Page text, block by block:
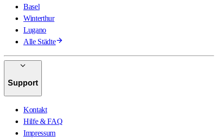
Basel
Winterthur
Lugano
Alle Städte
Support
Kontakt
Hilfe & FAQ
Impressum